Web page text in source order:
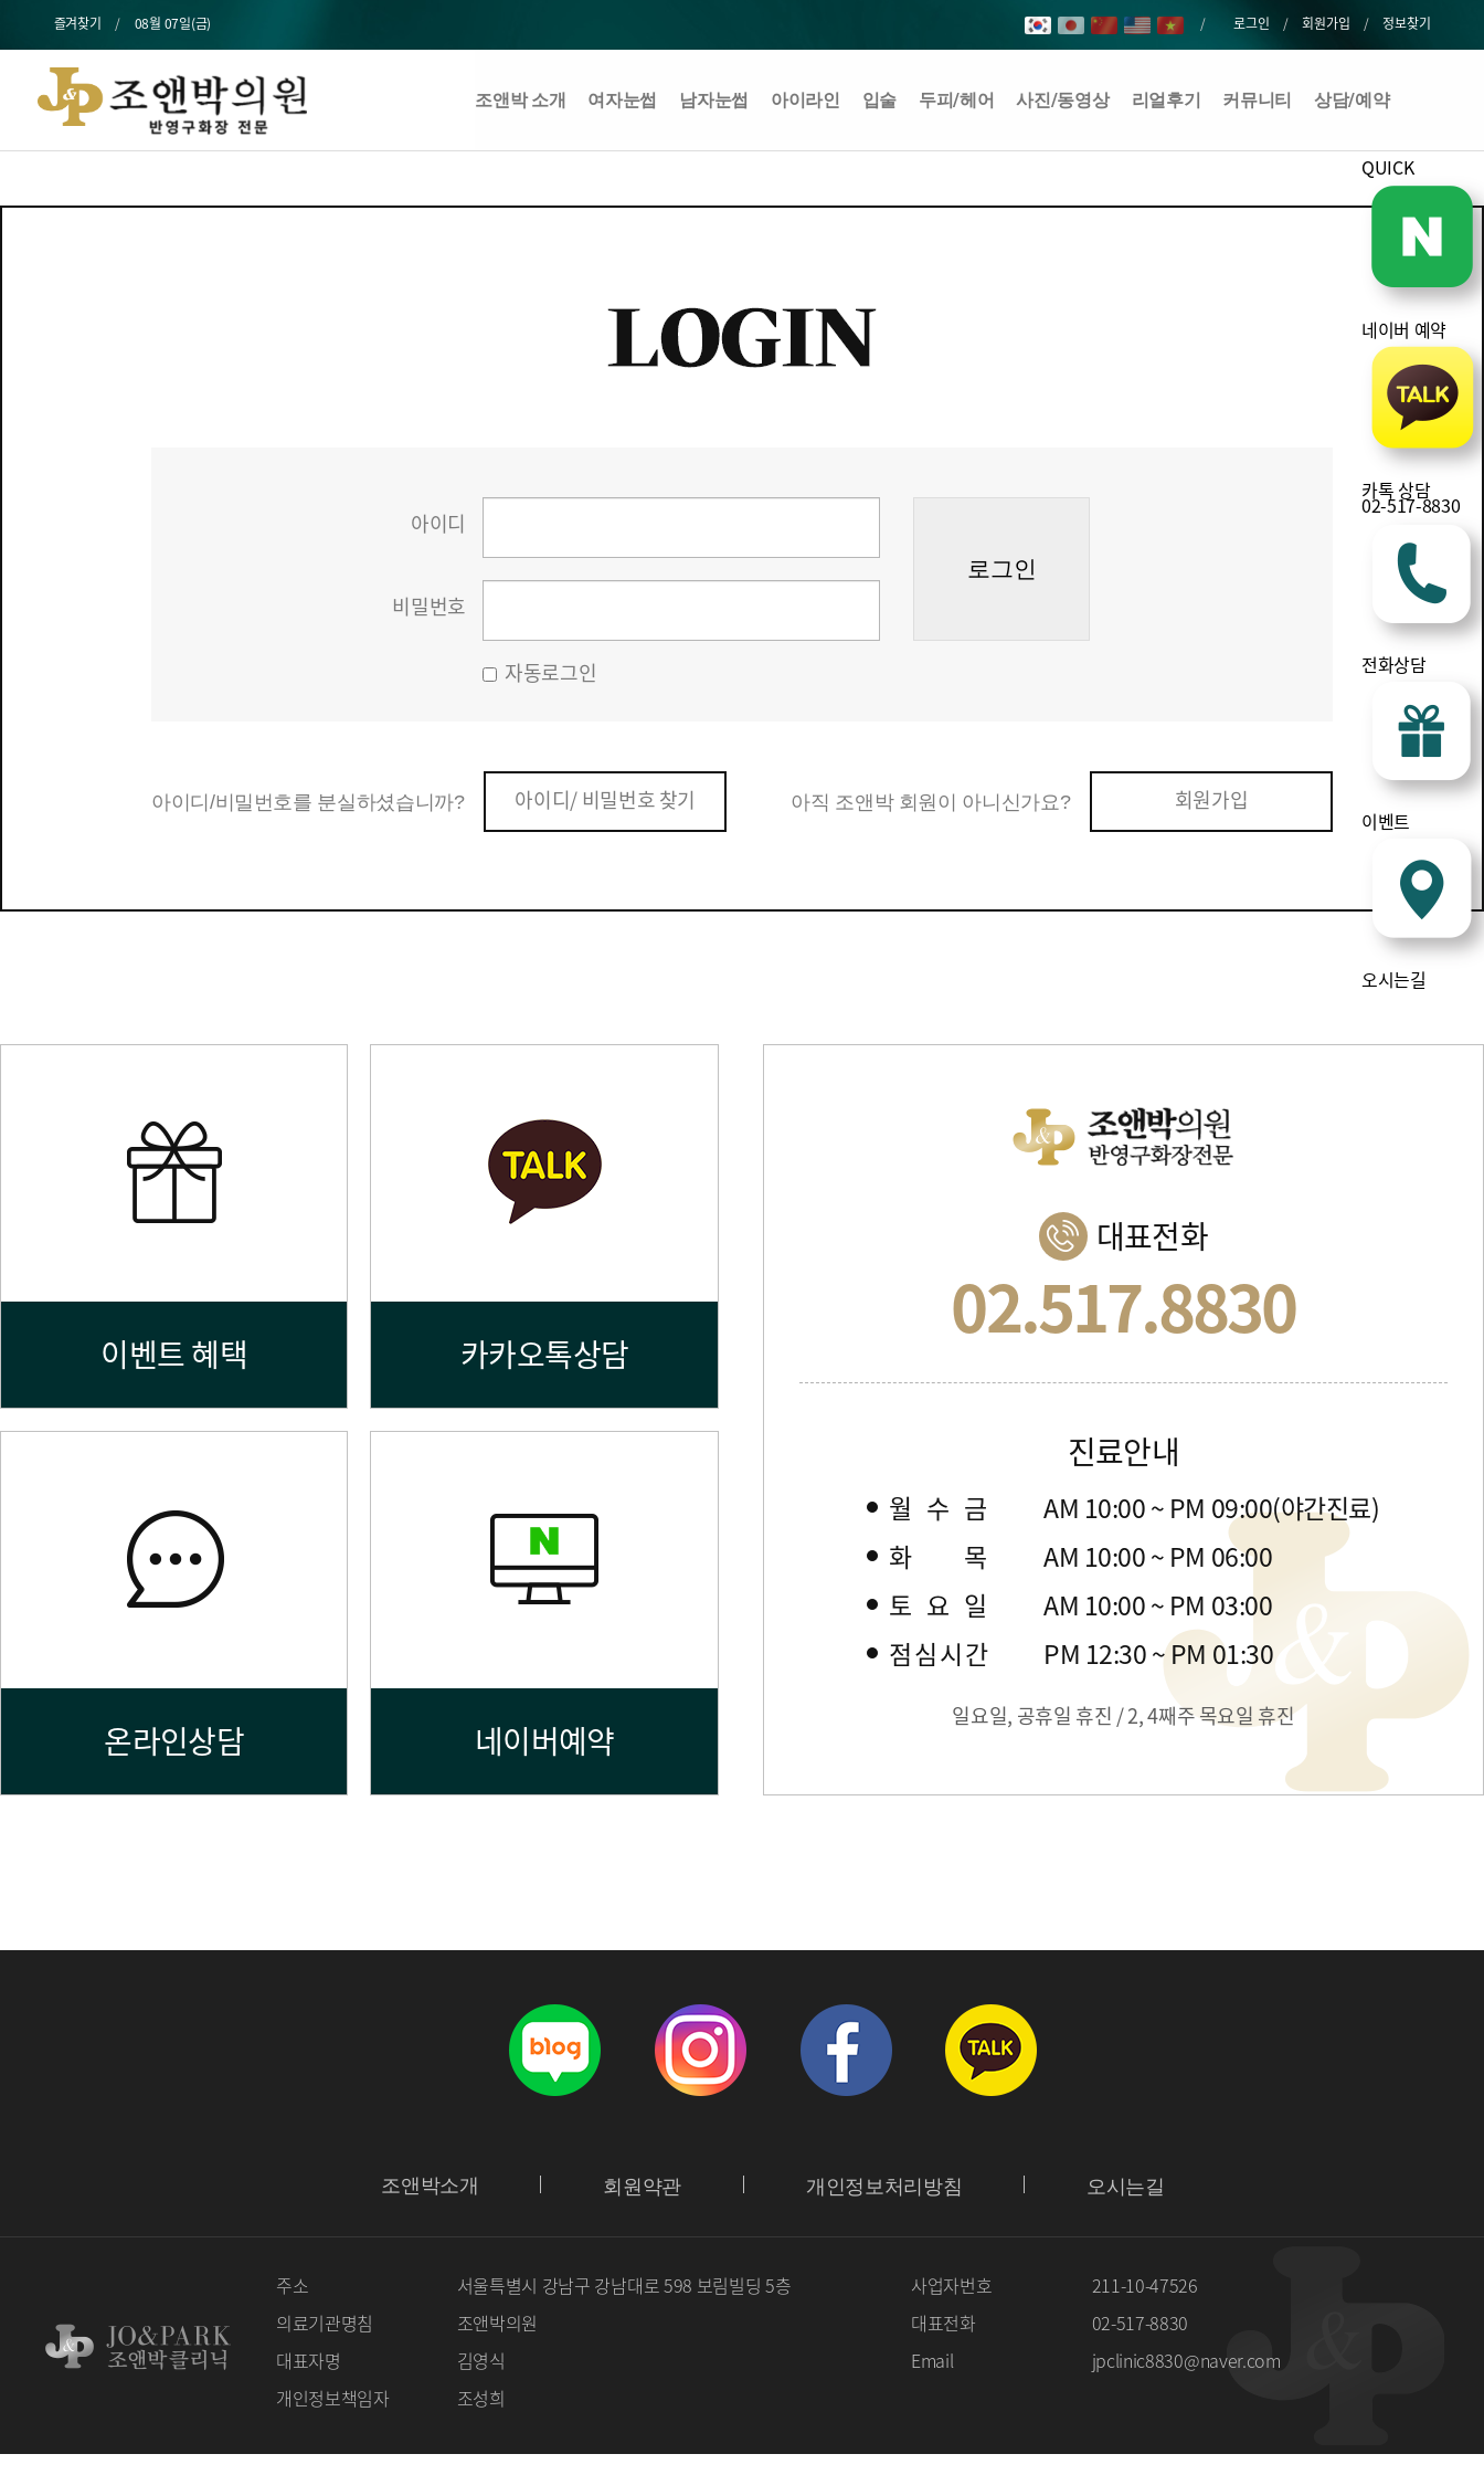
QUICK
네이버 예약
카톡 상담
02-517-8830
전화상담
이벤트
오시는길
즐겨찾기 08월 07일(금) 로그인 회원가입 정보찾기
조앤박 소개 여자눈썹 남자눈썹 아이라인 입술 두피/헤어 사진/동영상 리얼후기 커뮤니티 상담/예약
아이디
비밀번호
자동로그인
로그인
아이디/비밀번호를 분실하셨습니까? 아이디/ 비밀번호 찾기 아직 조앤박 회원이 아니신가요? 회원가입
이벤트 혜택 카카오톡상담
온라인상담 네이버예약
대표전화
02.517.8830
진료안내
월수금
AM 10:00 ~ PM 09:00(야간진료)
화목
AM 10:00 ~ PM 06:00
토요일
AM 10:00 ~ PM 03:00
점심시간
PM 12:30 ~ PM 01:30
일요일, 공휴일 휴진 / 2, 4째주 목요일 휴진
조앤박소개 회원약관 개인정보처리방침 오시는길
주소 서울특별시 강남구 강남대로 598 보림빌딩 5층 사업자번호
211-10-47526
의료기관명침
조앤박의원 대표전화
02-517-8830
대표자명
김영식 Email
jpclinic8830@naver.com
개인정보책임자
조성희